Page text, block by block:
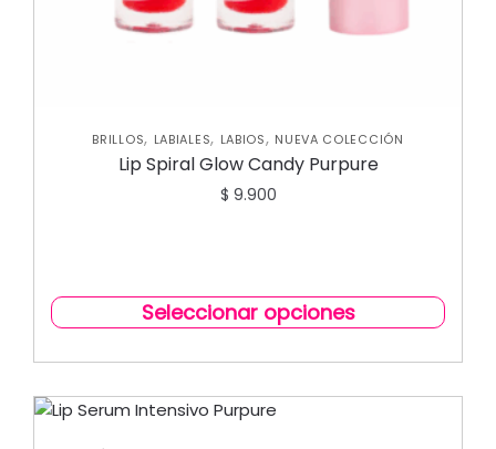
BRILLOS, LABIALES, LABIOS, NUEVA COLECCIÓN
Lip Spiral Glow Candy Purpure
$ 9.900
Seleccionar opciones